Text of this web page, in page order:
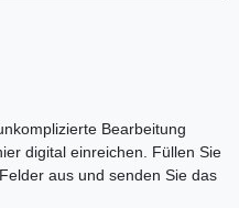
Bearbeitung
digital einreichen. Füllen Sie
aus und senden Sie das